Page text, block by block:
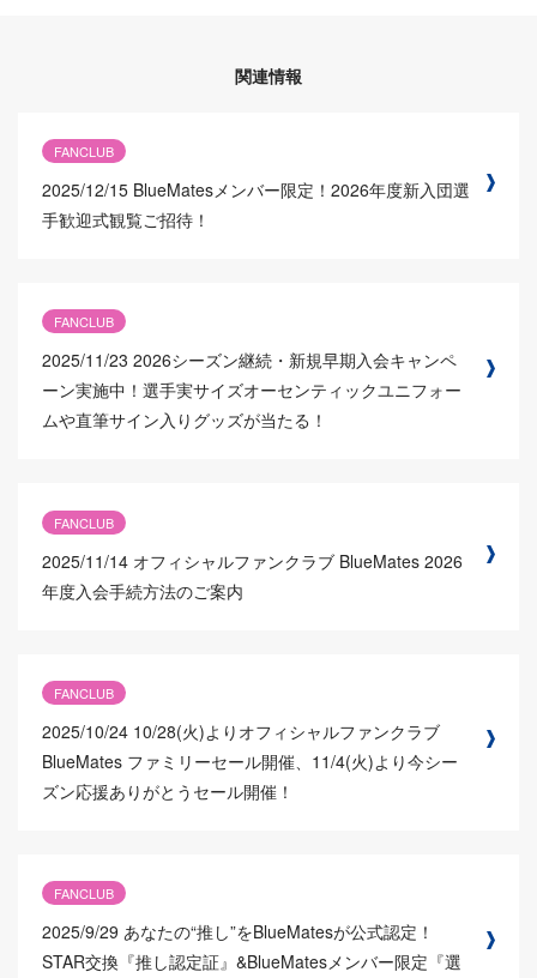
関連情報
FANCLUB
2025/12/15 BlueMatesメンバー限定！2026年度新入団選
手歓迎式観覧ご招待！
FANCLUB
2025/11/23 2026シーズン継続・新規早期入会キャンペ
ーン実施中！選手実サイズオーセンティックユニフォー
ムや直筆サイン入りグッズが当たる！
FANCLUB
2025/11/14 オフィシャルファンクラブ BlueMates 2026
年度入会手続方法のご案内
FANCLUB
2025/10/24 10/28(火)よりオフィシャルファンクラブ
BlueMates ファミリーセール開催、11/4(火)より今シー
ズン応援ありがとうセール開催！
FANCLUB
2025/9/29 あなたの“推し”をBlueMatesが公式認定！
STAR交換『推し認定証』&BlueMatesメンバー限定『選